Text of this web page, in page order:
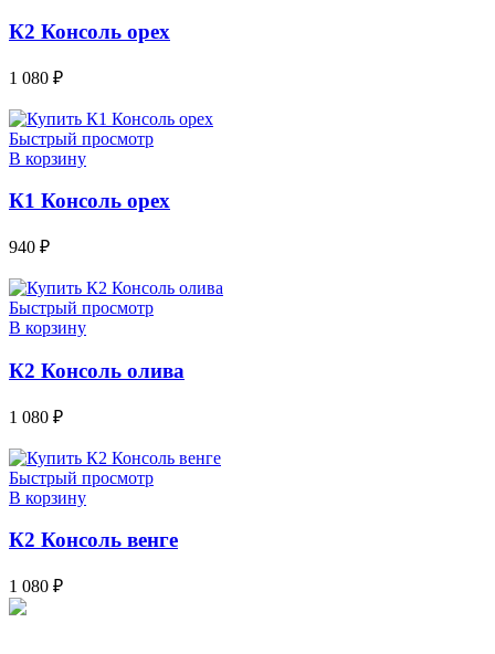
К2 Консоль орех
1 080 ₽
Быстрый просмотр
В корзину
К1 Консоль орех
940 ₽
Быстрый просмотр
В корзину
К2 Консоль олива
1 080 ₽
Быстрый просмотр
В корзину
К2 Консоль венге
1 080 ₽